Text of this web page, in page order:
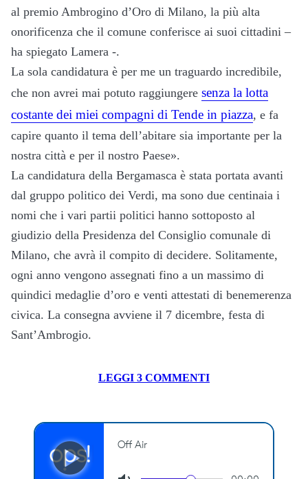
al premio Ambrogino d’Oro di Milano, la più alta
onorificenza che il comune conferisce ai suoi cittadini –
ha spiegato Lamera -.
La sola candidatura è per me un traguardo incredibile,
che non avrei mai potuto raggiungere senza la lotta
costante dei miei compagni di Tende in piazza, e fa
capire quanto il tema dell’abitare sia importante per la
nostra città e per il nostro Paese».
La candidatura della Bergamasca è stata portata avanti
dal gruppo politico dei Verdi, ma sono due centinaia i
nomi che i vari partii politici hanno sottoposto al
giudizio della Presidenza del Consiglio comunale di
Milano, che avrà il compito di decidere. Solitamente,
ogni anno vengono assegnati fino a un massimo di
quindici medaglie d’oro e venti attestati di benemerenza
civica. La consegna avviene il 7 dicembre, festa di
Sant’Ambrogio.
LEGGI 3 COMMENTI